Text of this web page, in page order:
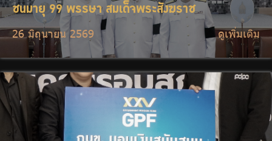
ชนมายุ 99 พรรษา สมเด็จพระสังฆราช
26 มิถุนายน 2569 ดูเพิ่มเติม